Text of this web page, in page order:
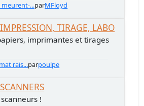
meurent-...parMFloyd
TIRAGE, LABO
imprimantes et tirages
rais...parpoulpe
!